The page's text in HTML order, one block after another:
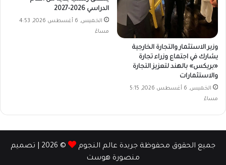
وزير الاستثمار والتجارة الخارجية
يشارك في اجتماع وزراء تجارة
«بريكس» بالهند لتعزيز التجارة
والاستثمارات
الخميس, 6 أغسطس 2026, 5:15
مساءً
الدراسي 2026-2027
الخميس, 6 أغسطس 2026, 4:53
مساءً
جميع الحقوق محفوظة جريدة عالم النجوم
© 2026 | تصميم
منصورة هوست